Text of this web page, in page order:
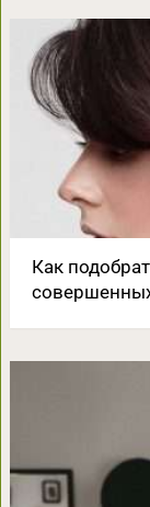
Как